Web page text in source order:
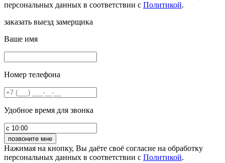
персональных данных в соответствии с Политикой.
заказать выезд замерщика
Ваше имя
Номер телефона
Удобное время для звонка
Нажимая на кнопку, Вы даёте своё согласие на обработку
персональных данных в соответствии с Политикой.